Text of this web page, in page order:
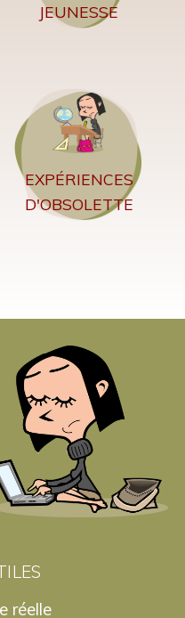
JEUNESSE
EXPÉRIENCES
D'OBSOLETTE
réelle